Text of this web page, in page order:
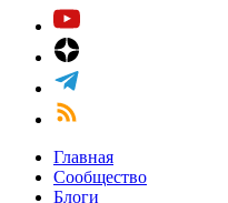
Главная
Сообщество
Блоги